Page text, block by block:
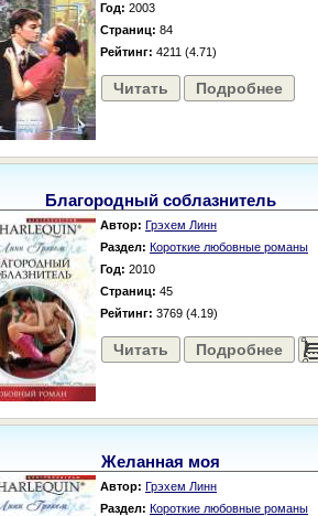
Год: 2003
Страниц: 84
Рейтинг: 4211 (4.71)
Читать Подробнее
Благородный соблазнитель
Автор: Грэхем Линн
Раздел: Короткие любовные романы
Год: 2010
Страниц: 45
Рейтинг: 3769 (4.19)
Читать Подробнее
Желанная моя
Автор: Грэхем Линн
Раздел: Короткие любовные романы